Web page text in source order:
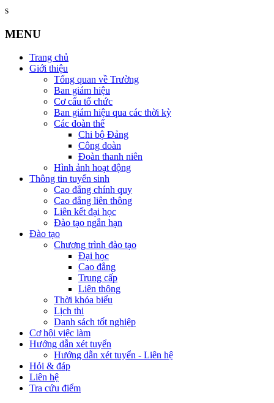
s
MENU
Trang chủ
Giới thiệu
Tổng quan về Trường
Ban giám hiệu
Cơ cấu tổ chức
Ban giám hiệu qua các thời kỳ
Các đoàn thể
Chi bộ Đảng
Công đoàn
Đoàn thanh niên
Hình ảnh hoạt động
Thông tin tuyển sinh
Cao đẳng chính quy
Cao đẳng liên thông
Liên kết đại học
Đào tạo ngắn hạn
Đào tạo
Chương trình đào tạo
Đại học
Cao đẳng
Trung cấp
Liên thông
Thời khóa biểu
Lịch thi
Danh sách tốt nghiệp
Cơ hội việc làm
Hướng dẫn xét tuyển
Hướng dẫn xét tuyển - Liên hệ
Hỏi & đáp
Liên hệ
Tra cứu điểm